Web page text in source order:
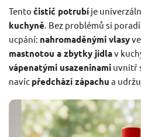
Tento čistič potrubí je
kuchyně. Bez problémů si
ucpání: nahromaděnými vlasy
mastnotou a zbytky jídlav
vápenatými usazeninami uvnitř
navíc předchází zápachu a